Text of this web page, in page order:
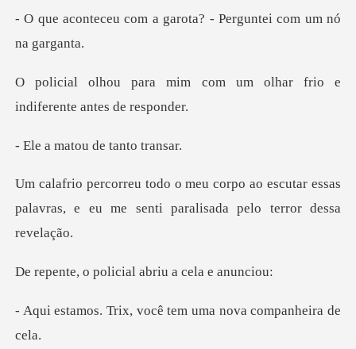
a garota? - Perguntei
com um olhar frio e
indi
tou de tan
ao escutar essas
palavras, e eu me sent
olicial abriu a
, você tem uma nova